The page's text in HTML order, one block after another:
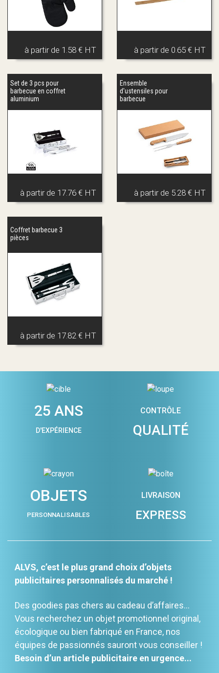
à partir de 1.58 € HT à partir de 0.65 € HT
Set de 3 pcs pour
barbecue en coffret
aluminium
à partir de 17.76 € HT
Ensemble
d'ustensiles pour
barbecue
à partir de 5.28 € HT
Coffret barbecue 3
pièces
à partir de 17.82 € HT
25 ANS
D'EXPÉRIENCE
CONTRÔLE
QUALITÉ
OBJETS
PERSONNALISABLES
LIVRAISON
EXPRESS
ALVS, c’est le plus grand choix d’objets
publicitaires personnalisés du marché !
Des goodies pas chers au cadeau d’affaires…
Vous recherchez un objet promotionnel original,
écologique ou bien fabriqué en France, nos
équipes de passionnés sauront vous conseiller !
Besoin d’un article publicitaire en urgence...